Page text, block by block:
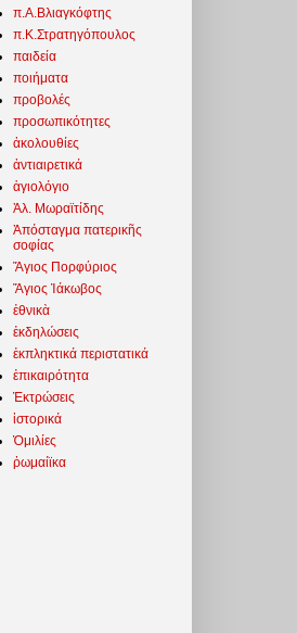
π.Α.Βλιαγκόφτης
π.Κ.Στρατηγόπουλος
παιδεία
ποιήματα
προβολές
προσωπικότητες
ἀκολουθίες
ἀντιαιρετικά
ἁγιολόγιο
Ἀλ. Μωραϊτίδης
Ἀπόσταγμα πατερικῆς
σοφίας
Ἅγιος Πορφύριος
Ἅγιος Ἰάκωβος
ἐθνικὰ
ἐκδηλώσεις
ἐκπληκτικά περιστατικά
ἐπικαιρότητα
Ἐκτρώσεις
ἱστορικά
Ὁμιλίες
ῥωμαίϊκα